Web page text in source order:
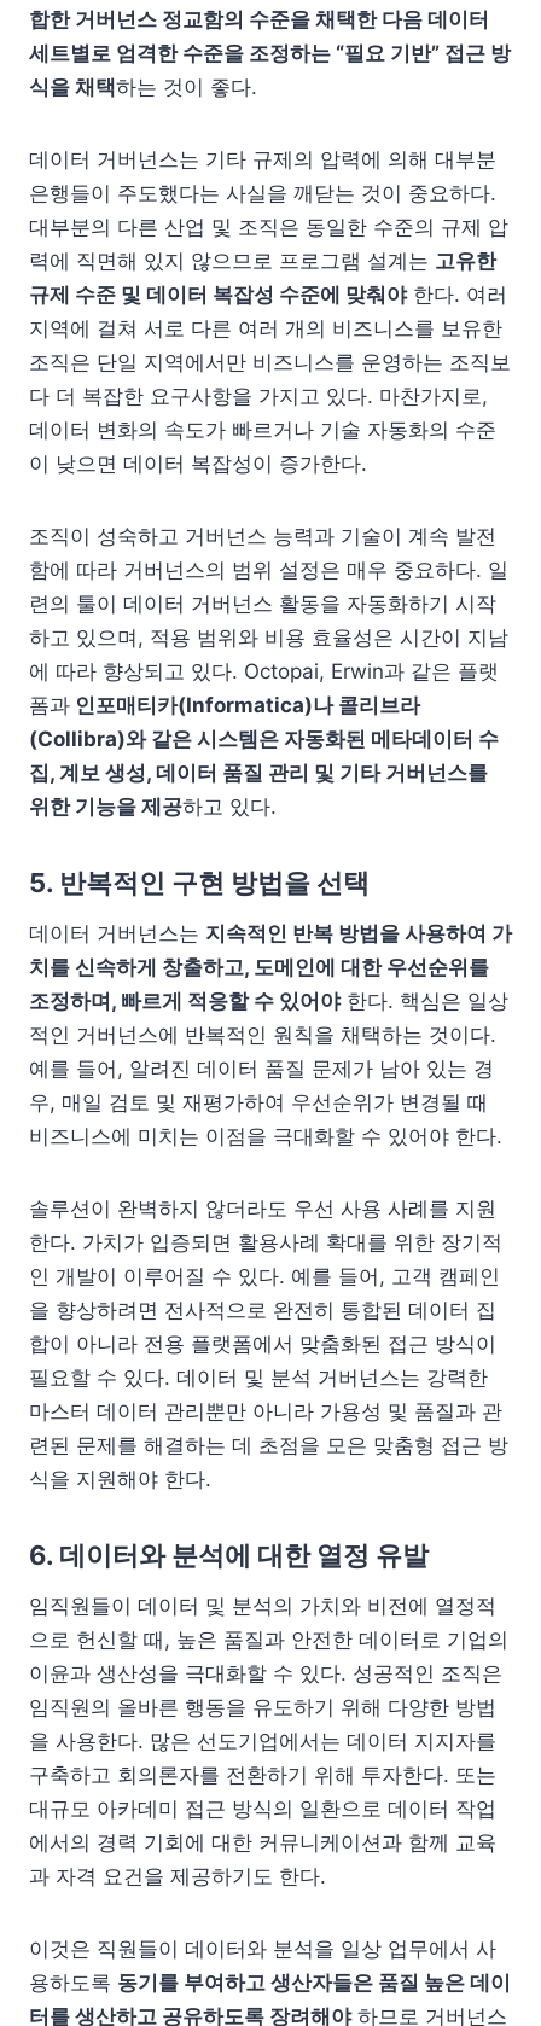
합한 거버넌스 정교함의 수준을 채택한 다음 데이터
세트별로 엄격한 수준을 조정하는 “필요 기반” 접근 방
식을 채택하는 것이 좋다.
데이터 거버넌스는 기타 규제의 압력에 의해 대부분
은행들이 주도했다는 사실을 깨닫는 것이 중요하다.
대부분의 다른 산업 및 조직은 동일한 수준의 규제 압
력에 직면해 있지 않으므로 프로그램 설계는 고유한
규제 수준 및 데이터 복잡성 수준에 맞춰야한다. 여러
지역에 걸쳐 서로 다른 여러 개의 비즈니스를 보유한
조직은 단일 지역에서만 비즈니스를 운영하는 조직보
다 더 복잡한 요구사항을 가지고 있다. 마찬가지로,
데이터 변화의 속도가 빠르거나 기술 자동화의 수준
이 낮으면 데이터 복잡성이 증가한다.
조직이 성숙하고 거버넌스 능력과 기술이 계속 발전
함에 따라 거버넌스의 범위 설정은 매우 중요하다. 일
련의 툴이 데이터 거버넌스 활동을 자동화하기 시작
하고 있으며, 적용 범위와 비용 효율성은 시간이 지남
에 따라 향상되고 있다. Octopai, Erwin과 같은 플랫
폼과 인포매티카(Informatica)나 콜리브라
(Collibra)와 같은 시스템은 자동화된 메타데이터 수
집, 계보 생성, 데이터 품질 관리 및 기타 거버넌스를
위한 기능을 제공하고 있다.
5. 반복적인 구현 방법을 선택
데이터 거버넌스는 지속적인 반복 방법을 사용하여 가
치를 신속하게 창출하고, 도메인에 대한 우선순위를
조정하며, 빠르게 적응할 수 있어야한다. 핵심은 일상
적인 거버넌스에 반복적인 원칙을 채택하는 것이다.
예를 들어, 알려진 데이터 품질 문제가 남아 있는 경
우, 매일 검토 및 재평가하여 우선순위가 변경될 때
비즈니스에 미치는 이점을 극대화할 수 있어야 한다.
솔루션이 완벽하지 않더라도 우선 사용 사례를 지원
한다. 가치가 입증되면 활용사례 확대를 위한 장기적
인 개발이 이루어질 수 있다. 예를 들어, 고객 캠페인
을 향상하려면 전사적으로 완전히 통합된 데이터 집
합이 아니라 전용 플랫폼에서 맞춤화된 접근 방식이
필요할 수 있다. 데이터 및 분석 거버넌스는 강력한
마스터 데이터 관리뿐만 아니라 가용성 및 품질과 관
련된 문제를 해결하는 데 초점을 모은 맞춤형 접근 방
식을 지원해야 한다.
6. 데이터와 분석에 대한 열정 유발
임직원들이 데이터 및 분석의 가치와 비전에 열정적
으로 헌신할 때, 높은 품질과 안전한 데이터로 기업의
이윤과 생산성을 극대화할 수 있다. 성공적인 조직은
임직원의 올바른 행동을 유도하기 위해 다양한 방법
을 사용한다. 많은 선도기업에서는 데이터 지지자를
구축하고 회의론자를 전환하기 위해 투자한다. 또는
대규모 아카데미 접근 방식의 일환으로 데이터 작업
에서의 경력 기회에 대한 커뮤니케이션과 함께 교육
과 자격 요건을 제공하기도 한다.
이것은 직원들이 데이터와 분석을 일상 업무에서 사
용하도록 동기를 부여하고 생산자들은 품질 높은 데이
터를 생산하고 공유하도록 장려해야하므로 거버넌스